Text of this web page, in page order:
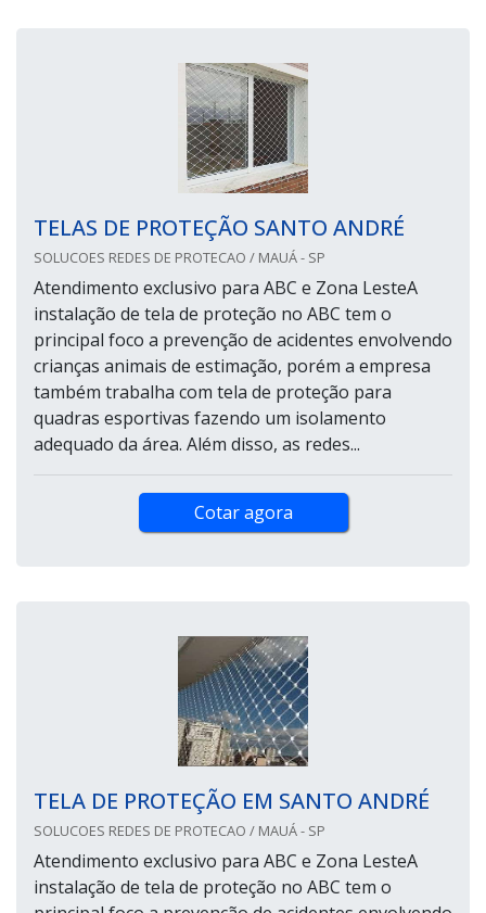
TELAS DE PROTEÇÃO SANTO ANDRÉ
SOLUCOES REDES DE PROTECAO / MAUÁ - SP
Atendimento exclusivo para ABC e Zona LesteA
instalação de tela de proteção no ABC tem o
principal foco a prevenção de acidentes envolvendo
crianças animais de estimação, porém a empresa
também trabalha com tela de proteção para
quadras esportivas fazendo um isolamento
adequado da área. Além disso, as redes...
Cotar agora
TELA DE PROTEÇÃO EM SANTO ANDRÉ
SOLUCOES REDES DE PROTECAO / MAUÁ - SP
Atendimento exclusivo para ABC e Zona LesteA
instalação de tela de proteção no ABC tem o